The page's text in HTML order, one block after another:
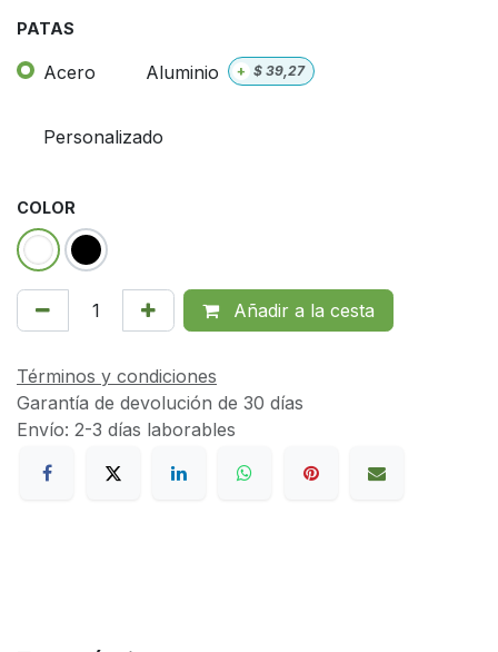
PATAS
Acero Aluminio + $ 39,27
Personalizado
COLOR
Añadir a la cesta
Términos y condiciones
Garantía de devolución de 30 días
Envío: 2-3 días laborables